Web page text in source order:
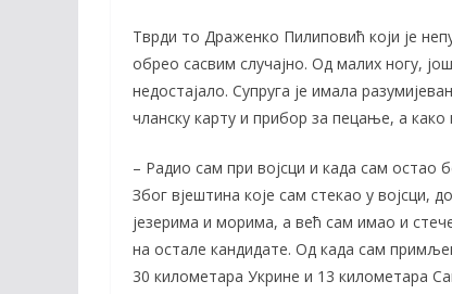
o
o
k
Li
n
k
Тврди то Драженко Пилиповић који је
обрео сасвим случајно. Од малих ногу,
недостајало. Супруга је имала
чланску карту и прибор за пецање, а како
– Радио сам при војсци и када сам остао
Због вјештина које сам стекао у војсци,
језерима и морима, а већ сам имао и
на остале кандидате. Од када сам
30 километара Укрине и 13 километара